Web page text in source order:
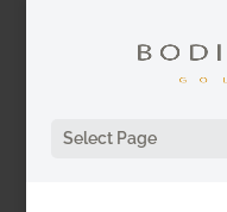
Select Page